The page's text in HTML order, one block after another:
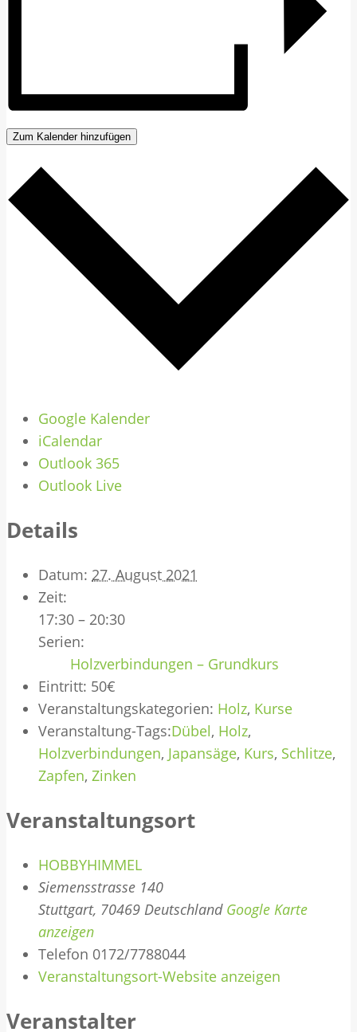
Zum Kalender hinzufügen
Google Kalender
iCalendar
Outlook 365
Outlook Live
Details
Datum: 27. August 2021
Zeit:
17:30 – 20:30
Serien:
Holzverbindungen – Grundkurs
Eintritt: 50€
Veranstaltungskategorien: Holz, Kurse
Veranstaltung-Tags:Dübel, Holz,
Holzverbindungen, Japansäge, Kurs, Schlitze,
Zapfen, Zinken
Veranstaltungsort
HOBBYHIMMEL
Siemensstrasse 140
Stuttgart, 70469 Deutschland Google Karte
anzeigen
Telefon 0172/7788044
Veranstaltungsort-Website anzeigen
Veranstalter